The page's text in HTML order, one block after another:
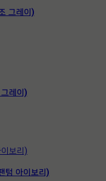
그레이)
레이)
텀 아이보리)